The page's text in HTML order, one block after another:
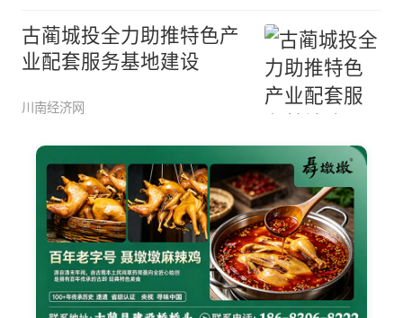
古蔺城投全力助推特色产
业配套服务基地建设
川南经济网